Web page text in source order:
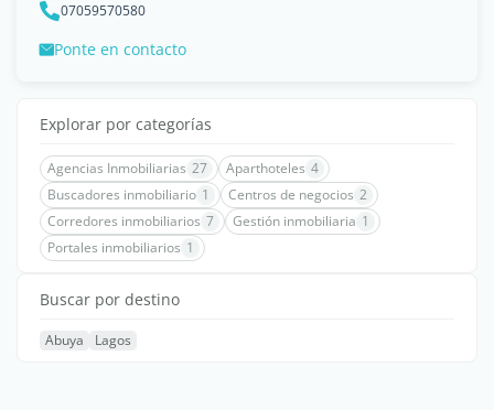
07059570580
Ponte en contacto
Explorar por categorías
Agencias Inmobiliarias 27 Aparthoteles 4
Buscadores inmobiliario 1 Centros de negocios 2
Corredores inmobiliarios 7 Gestión inmobiliaria 1
Portales inmobiliarios 1
Buscar por destino
Abuya Lagos